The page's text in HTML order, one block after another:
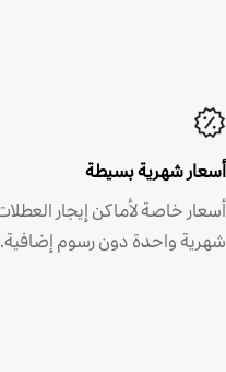
أسعار شهرية بسيطة
أسعار خاصة لأماكن إيجار
شهرية واحدة دون رسوم